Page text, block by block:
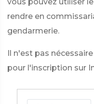
rendre en
gendarmerie.
Il n'est pas
pour l'inscription sur